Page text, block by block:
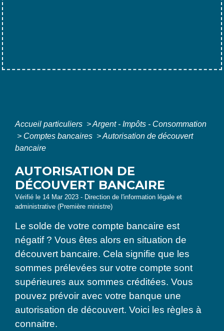
Accueil particuliers >Argent - Impôts - Consommation
> Comptes bancaires >Autorisation de découvert
bancaire
AUTORISATION DE
DÉCOUVERT BANCAIRE
Vérifié le 14 Mar 2023 - Direction de l'information légale et
administrative (Première ministre)
Le solde de votre compte bancaire est
négatif ? Vous êtes alors en situation de
découvert bancaire. Cela signifie que les
sommes prélevées sur votre compte sont
supérieures aux sommes créditées. Vous
pouvez prévoir avec votre banque une
autorisation de découvert. Voici les règles à
connaitre.